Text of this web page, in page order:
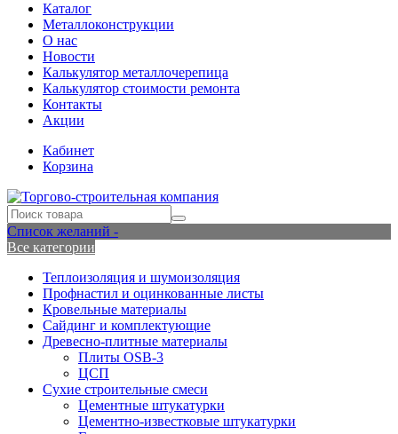
Каталог
Металлоконструкции
О нас
Новости
Калькулятор металлочерепица
Калькулятор стоимости ремонта
Контакты
Акции
Кабинет
Корзина
Список желаний -
Все категории
Теплоизоляция и шумоизоляция
Профнастил и оцинкованные листы
Кровельные материалы
Сайдинг и комплектующие
Древесно-плитные материалы
Плиты OSB-3
ЦСП
Сухие строительные смеси
Цементные штукатурки
Цементно-известковые штукатурки